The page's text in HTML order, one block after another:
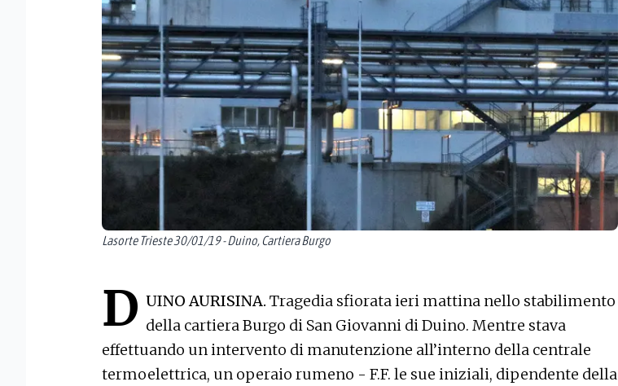
Lasorte Trieste 30/01/19 - Duino, Cartiera Burgo
D UINO AURISINA. Tragedia sfiorata ieri mattina nello stabilimento
della cartiera Burgo di San Giovanni di Duino. Mentre stava
effettuando un intervento di manutenzione all’interno della centrale
termoelettrica, un operaio rumeno - F.F. le sue iniziali, dipendente della